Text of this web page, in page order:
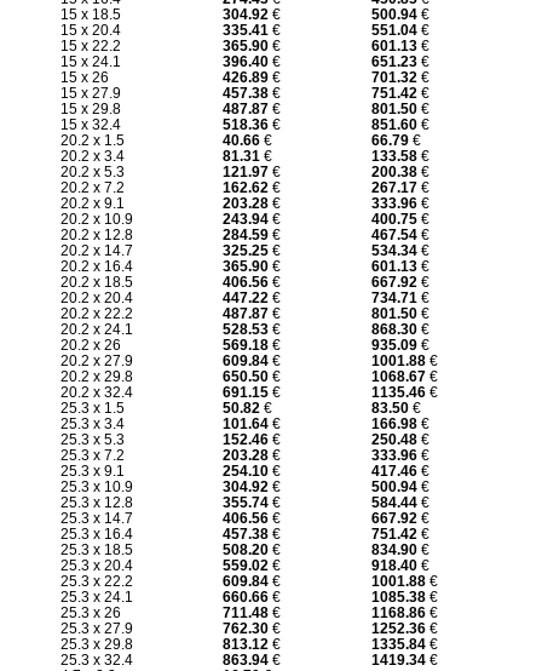
15 x 18.5
304.92€ 500.94€
15 x 20.4
335.41€ 551.04€
15 x 22.2
365.90€ 601.13€
15 x 24.1
396.40€ 651.23€
15 x 26
426.89€ 701.32€
15 x 27.9
457.38€ 751.42€
15 x 29.8
487.87€ 801.50€
15 x 32.4
518.36€ 851.60€
20.2 x 1.5
40.66€ 66.79€
20.2 x 3.4
81.31€ 133.58€
20.2 x 5.3
121.97€ 200.38€
20.2 x 7.2
162.62€ 267.17€
20.2 x 9.1
203.28€ 333.96€
20.2 x 10.9
243.94€ 400.75€
20.2 x 12.8
284.59€ 467.54€
20.2 x 14.7
325.25€ 534.34€
20.2 x 16.4
365.90€ 601.13€
20.2 x 18.5
406.56€ 667.92€
20.2 x 20.4
447.22€ 734.71€
20.2 x 22.2
487.87€ 801.50€
20.2 x 24.1
528.53€ 868.30€
20.2 x 26
569.18€ 935.09€
20.2 x 27.9
609.84€ 1001.88€
20.2 x 29.8
650.50€ 1068.67€
20.2 x 32.4
691.15€ 1135.46€
25.3 x 1.5
50.82€ 83.50€
25.3 x 3.4
101.64€ 166.98€
25.3 x 5.3
152.46€ 250.48€
25.3 x 7.2
203.28€ 333.96€
25.3 x 9.1
254.10€ 417.46€
25.3 x 10.9
304.92€ 500.94€
25.3 x 12.8
355.74€ 584.44€
25.3 x 14.7
406.56€ 667.92€
25.3 x 16.4
457.38€ 751.42€
25.3 x 18.5
508.20€ 834.90€
25.3 x 20.4
559.02€ 918.40€
25.3 x 22.2
609.84€ 1001.88€
25.3 x 24.1
660.66€ 1085.38€
25.3 x 26
711.48€ 1168.86€
25.3 x 27.9
762.30€ 1252.36€
25.3 x 29.8
813.12€ 1335.84€
25.3 x 32.4
863.94€ 1419.34€